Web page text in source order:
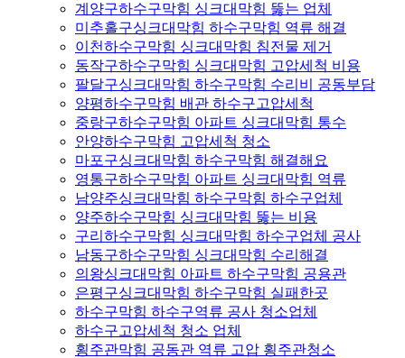
계양구하수구막힘 싱크대막힘 뚫는 업체
미추홀구싱크대막힘 하수구막힘 역류 해결
이천하수구막힘 싱크대막힘 침전물 제거
동작구하수구막힘 싱크대막힘 고압세척 비용
팔달구싱크대막힘 하수구막힘 수리비 공동부담
양평하수구막힘 배관 하수구고압세척
중랑구하수구막힘 아파트 싱크대막힘 통수
안양하수구막힘 고압세척 청소
마포구싱크대막힘 하수구막힘 해결해요
영통구하수구막힘 아파트 싱크대막힘 역류
남양주싱크대막힘 하수구막힘 하수구업체
양주하수구막힘 싱크대막힘 뚫는 비용
구리하수구막힘 싱크대막힘 하수구업체 공사
남동구하수구막힘 싱크대막힘 수리해결
의왕싱크대막힘 아파트 하수구막힘 공용관
은평구싱크대막힘 하수구막힘 실패한곳
하수구막힘 하수구역류 공사 청소업체
하수구고압세척 청소 업체
횡주관막힘 공동관 역류 고압 횡주관청소